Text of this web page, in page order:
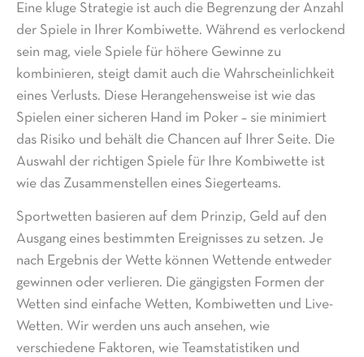
Eine kluge Strategie ist auch die Begrenzung der Anzahl
der Spiele in Ihrer Kombiwette. Während es verlockend
sein mag, viele Spiele für höhere Gewinne zu
kombinieren, steigt damit auch die Wahrscheinlichkeit
eines Verlusts. Diese Herangehensweise ist wie das
Spielen einer sicheren Hand im Poker – sie minimiert
das Risiko und behält die Chancen auf Ihrer Seite. Die
Auswahl der richtigen Spiele für Ihre Kombiwette ist
wie das Zusammenstellen eines Siegerteams.
Sportwetten basieren auf dem Prinzip, Geld auf den
Ausgang eines bestimmten Ereignisses zu setzen. Je
nach Ergebnis der Wette können Wettende entweder
gewinnen oder verlieren. Die gängigsten Formen der
Wetten sind einfache Wetten, Kombiwetten und Live-
Wetten. Wir werden uns auch ansehen, wie
verschiedene Faktoren, wie Teamstatistiken und